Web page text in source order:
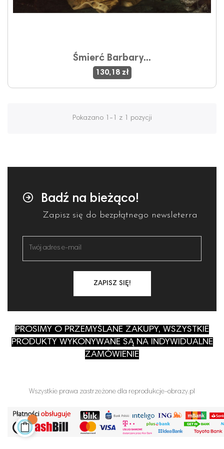
Śmierć Barbary...
130,18 zł
Pokazano 1-1 z 1 pozycji
Badź na bieżąco!
Zapisz się do bezpłątnego newsleterra
ZAPISZ SIĘ!
PROSIMY O PRZEMYŚLANE ZAKUPY, WSZYSTKIE
PRODUKTY WYKONYWANE SĄ NA INDYWIDUALNE
ZAMÓWIENIE
Wszystkie prawa zastrzeżone dla reprodukcje-obrazy.pl